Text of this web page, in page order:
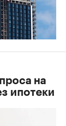
на
ипотеки